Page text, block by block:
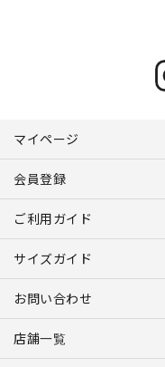
マイページ
会員登録
ご利用ガイド
サイズガイド
お問い合わせ
店舗一覧